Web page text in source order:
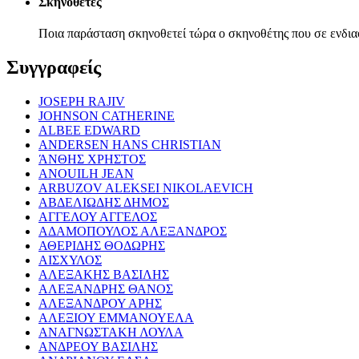
Ποια παράσταση σκηνοθετεί τώρα ο σκηνοθέτης που σε
Συγγραφείς
JOSEPH RAJIV
JOHNSON CATHERINE
ALBEE EDWARD
ANDERSEN HANS CHRISTIAN
ΆΝΘΗΣ ΧΡΗΣΤΟΣ
ANOUILH JEAN
ARBUZOV ALEKSEI NIKOLAEVICH
ΑΒΔΕΛΙΩΔΗΣ ΔΗΜΟΣ
ΑΓΓΕΛΟΥ ΑΓΓΕΛΟΣ
ΑΔΑΜΟΠΟΥΛΟΣ ΑΛΕΞΑΝΔΡΟΣ
ΑΘΕΡΙΔΗΣ ΘΟΔΩΡΗΣ
ΑΙΣΧΥΛΟΣ
ΑΛΕΞΑΚΗΣ ΒΑΣΙΛΗΣ
ΑΛΕΞΑΝΔΡΗΣ ΘΑΝΟΣ
ΑΛΕΞΑΝΔΡΟΥ ΑΡΗΣ
ΑΛΕΞΙΟΥ ΕΜΜΑΝΟΥΕΛΑ
ΑΝΑΓΝΩΣΤΑΚΗ ΛΟΥΛΑ
ΑΝΔΡΕΟΥ ΒΑΣΙΛΗΣ